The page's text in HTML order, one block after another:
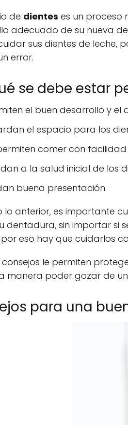
de dientes es un proceso
adecuado de su nueva
sus dientes de leche,
error.
se debe estar
el buen desarrollo y el
el espacio para los
comer con
a la salud inicial de los
buena presentación
lo anterior, es importante
dentadura, sin importar si
por eso hay que cuidarlos
le permiten
manera poder gozar de
para una